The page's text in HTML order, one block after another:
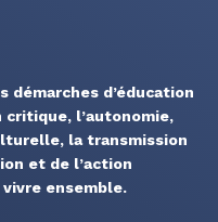
démarches d’éducation
critique, l’autonomie,
la transmission
et de l’action
ensemble.